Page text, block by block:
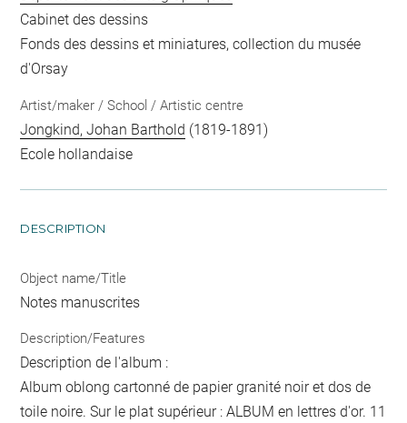
Cabinet des dessins
Fonds des dessins et miniatures, collection du musée
d'Orsay
Artist/maker / School / Artistic centre
Jongkind, Johan Barthold (1819-1891)
Ecole hollandaise
DESCRIPTION
Object name/Title
Notes manuscrites
Description/Features
Description de l'album :
Album oblong cartonné de papier granité noir et dos de
toile noire. Sur le plat supérieur : ALBUM en lettres d'or. 11